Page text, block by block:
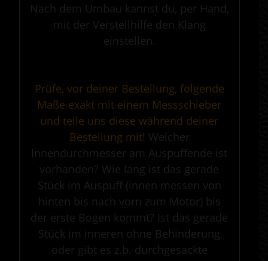
Nach dem Umbau kannst du, per Hand,
mit der Verstellhilfe den Klang
einstellen.
Prüfe, vor deiner Bestellung, folgende
Maße exakt mit einem Messschieber
und teile uns diese während deiner
Bestellung mit! Welcher
Innendurchmesser am Auspuffende ist
vorhanden? Wie lang ist das gerade
Stück im Auspuff (innen messen von
hinten bis nach vorn zum Motor) bis
der erste Bogen kommt? Ist das gerade
Stück im inneren ohne Behinderung
oder gibt es z.b. durchgesackte